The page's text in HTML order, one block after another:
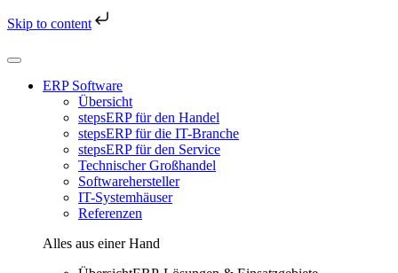
Skip to content
to
ERP Software
Übersicht
stepsERP für den Handel
stepsERP für die IT-Branche
stepsERP für den Service
Technischer Großhandel
Softwarehersteller
IT-Systemhäuser
Referenzen
Alles aus einer Hand